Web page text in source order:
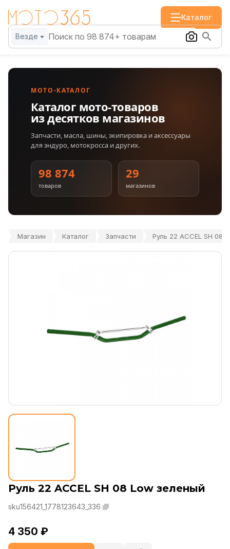
Каталог
Везде
МОТО-КАТАЛОГ
Каталог мото-товаров
из десятков магазинов
Запчасти, масла, шины, экипировка и аксессуары
для эндуро, мотокросса и других.
98 874
товаров
29
магазинов
Магазин Каталог Запчасти Руль 22 ACCEL SH 08
Руль 22 ACCEL SH 08 Low зеленый
sku156421_1778123643_336
4 350 ₽